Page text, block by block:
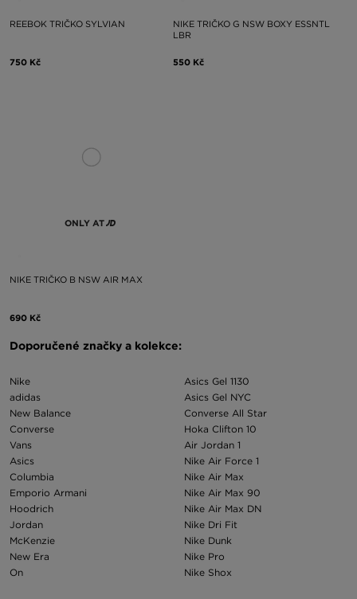
REEBOK TRIČKO SYLVIAN
750 Kč
NIKE TRIČKO G NSW BOXY ESSNTL
LBR
550 Kč
ONLY AT
NIKE TRIČKO B NSW AIR MAX
690 Kč
Doporučené značky a kolekce:
Nike
adidas
New Balance
Converse
Vans
Asics
Columbia
Emporio Armani
Hoodrich
Jordan
McKenzie
New Era
On
Asics Gel 1130
Asics Gel NYC
Converse All Star
Hoka Clifton 10
Air Jordan 1
Nike Air Force 1
Nike Air Max
Nike Air Max 90
Nike Air Max DN
Nike Dri Fit
Nike Dunk
Nike Pro
Nike Shox